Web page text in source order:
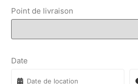
Point de livraison
Date